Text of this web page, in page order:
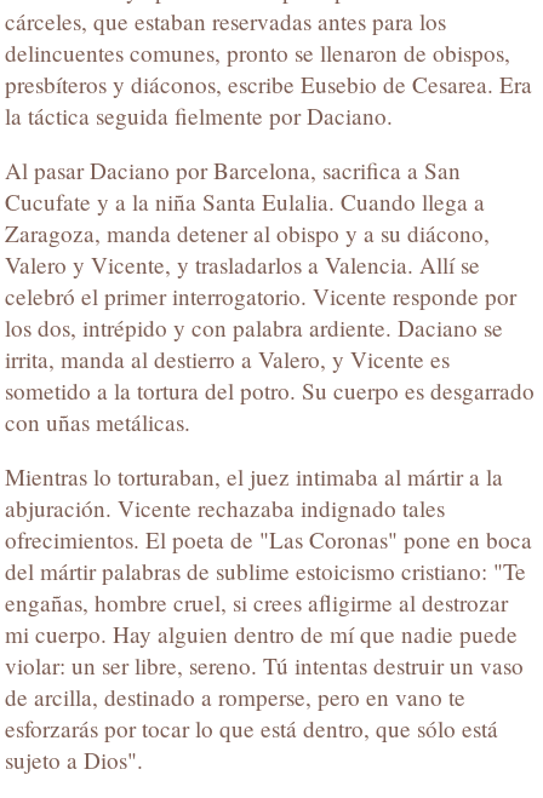
cárceles, que estaban reservadas antes para los
delincuentes comunes, pronto se llenaron de obispos,
presbíteros y diáconos, escribe Eusebio de Cesarea. Era
la táctica seguida fielmente por Daciano.
Al pasar Daciano por Barcelona, sacrifica a San
Cucufate y a la niña Santa Eulalia. Cuando llega a
Zaragoza, manda detener al obispo y a su diácono,
Valero y Vicente, y trasladarlos a Valencia. Allí se
celebró el primer interrogatorio. Vicente responde por
los dos, intrépido y con palabra ardiente. Daciano se
irrita, manda al destierro a Valero, y Vicente es
sometido a la tortura del potro. Su cuerpo es desgarrado
con uñas metálicas.
Mientras lo torturaban, el juez intimaba al mártir a la
abjuración. Vicente rechazaba indignado tales
ofrecimientos. El poeta de "Las Coronas" pone en boca
del mártir palabras de sublime estoicismo cristiano: "Te
engañas, hombre cruel, si crees afligirme al destrozar
mi cuerpo. Hay alguien dentro de mí que nadie puede
violar: un ser libre, sereno. Tú intentas destruir un vaso
de arcilla, destinado a romperse, pero en vano te
esforzarás por tocar lo que está dentro, que sólo está
sujeto a Dios".